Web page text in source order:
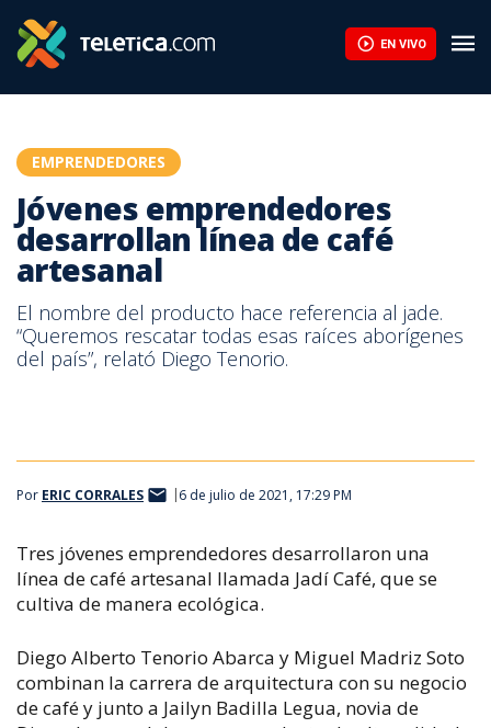
EN VIVO
EMPRENDEDORES
Jóvenes emprendedores
desarrollan línea de café
artesanal
El nombre del producto hace referencia al jade.
“Queremos rescatar todas esas raíces aborígenes
del país”, relató Diego Tenorio.
Por ERIC CORRALES 6 de julio de 2021, 17:29 PM
Tres jóvenes emprendedores desarrollaron una
línea de café artesanal llamada Jadí Café, que se
cultiva de manera ecológica.
Diego Alberto Tenorio Abarca y Miguel Madriz Soto
combinan la carrera de arquitectura con su negocio
de café y junto a Jailyn Badilla Legua, novia de